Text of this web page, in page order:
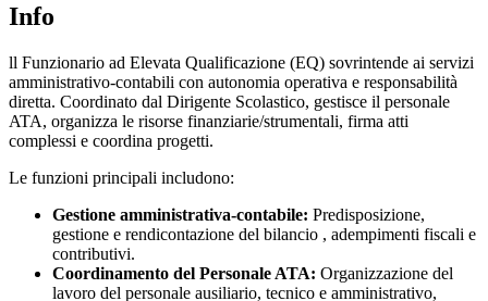
Info
ll Funzionario ad Elevata Qualificazione (EQ) sovrintende ai servizi
amministrativo-contabili con autonomia operativa e responsabilità
diretta. Coordinato dal Dirigente Scolastico, gestisce il personale
ATA, organizza le risorse finanziarie/strumentali, firma atti
complessi e coordina progetti.
Le funzioni principali includono:
Gestione amministrativa-contabile: Predisposizione,
gestione e rendicontazione del bilancio , adempimenti fiscali e
contributivi.
Coordinamento del Personale ATA: Organizzazione del
lavoro del personale ausiliario, tecnico e amministrativo,